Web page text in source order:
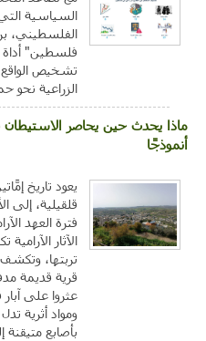
السياسية
الفلسطيني،
فلسطين" أداة
تشخيص
الزراعية نحو
ماذا يحدث حين يحاصر الاستيطان
أنموذجًا
يعود تاريخ
قلقيلية، إلى
فترة العهد
الآثار
تربتها،
قرية قديمة
عثروا على
ومواد أثرية
بأصابع متيقنة